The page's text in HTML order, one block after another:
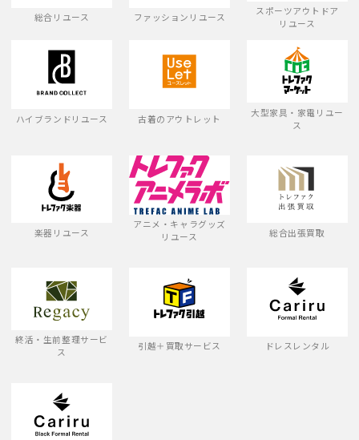
総合リユース ファッションリユース
スポーツアウトドア
リユース
ハイブランドリユース 古着のアウトレット
大型家具・家電リユー
ス
楽器リユース
アニメ・キャラグッズ
リユース
総合出張買取
終活・生前整理サービ
ス
引越＋買取サービス ドレスレンタル